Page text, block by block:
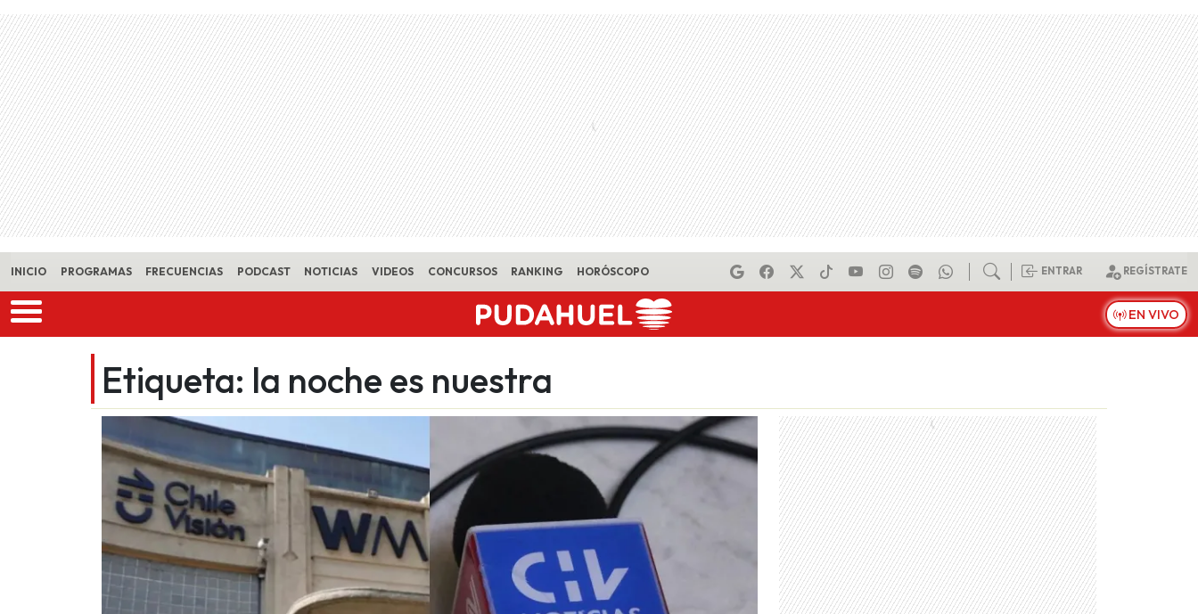
Skip to main content
INICIO PROGRAMAS FRECUENCIAS PODCAST NOTICIAS VIDEOS CONCURSOS RANKING HORÓSCOPO ENTRAR REGÍSTRATE
EN VIVO
Etiqueta: la noche es nuestra